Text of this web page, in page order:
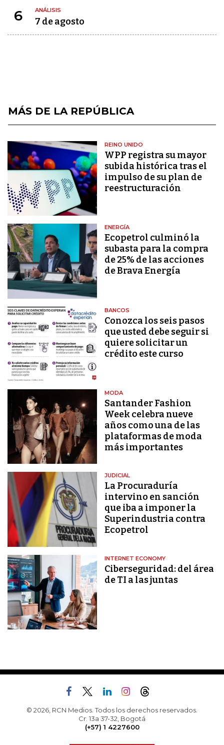
6 ANÁLISIS
7 de agosto
MÁS DE LA REPÚBLICA
REINO UNIDO
WPP registra su mayor
subida histórica tras el
impulso de su plan de
reestructuración
ENERGÍA
Ecopetrol culminó la
subasta para la compra
de 25% de las acciones
de Brava Energía
BANCOS
Conozca los seis pasos
que usted debe seguir si
quiere solicitar un
crédito este curso
MODA
Santander Fashion
Week celebra nueve
años como una de las
plataformas de moda
más importantes
JUDICIAL
La Procuraduría
intervino en sanción
que iba a imponer la
Superindustria contra
Ecopetrol
INTERNET ECONOMY
Ciberseguridad: del área
de TI a las juntas
© 2026, RCN Medios. Todos los derechos reservados.
Cr. 13a 37-32, Bogotá
(+57) 1 4227600